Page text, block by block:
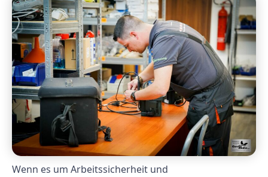
Wenn es um Arbeitssicherheit und